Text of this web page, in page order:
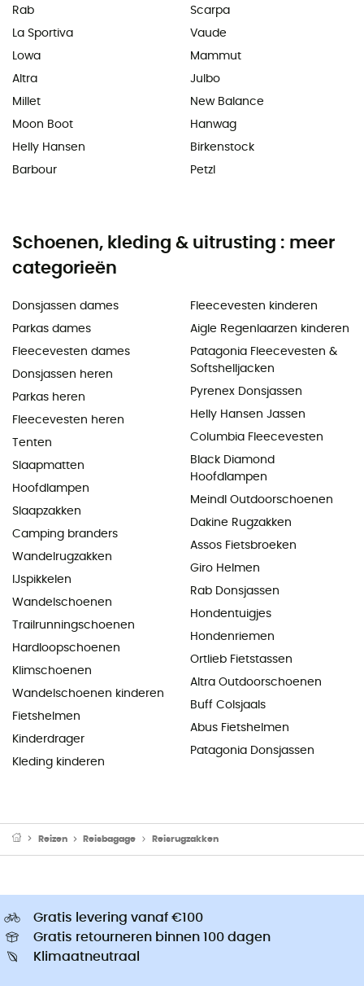
Rab
La Sportiva
Lowa
Altra
Millet
Moon Boot
Helly Hansen
Barbour
Scarpa
Vaude
Mammut
Julbo
New Balance
Hanwag
Birkenstock
Petzl
Schoenen, kleding & uitrusting : meer
categorieën
Donsjassen dames
Parkas dames
Fleecevesten dames
Donsjassen heren
Parkas heren
Fleecevesten heren
Tenten
Slaapmatten
Hoofdlampen
Slaapzakken
Camping branders
Wandelrugzakken
IJspikkelen
Wandelschoenen
Trailrunningschoenen
Hardloopschoenen
Klimschoenen
Wandelschoenen kinderen
Fietshelmen
Kinderdrager
Kleding kinderen
Fleecevesten kinderen
Aigle Regenlaarzen kinderen
Patagonia Fleecevesten &
Softshelljacken
Pyrenex Donsjassen
Helly Hansen Jassen
Columbia Fleecevesten
Black Diamond
Hoofdlampen
Meindl Outdoorschoenen
Dakine Rugzakken
Assos Fietsbroeken
Giro Helmen
Rab Donsjassen
Hondentuigjes
Hondenriemen
Ortlieb Fietstassen
Altra Outdoorschoenen
Buff Colsjaals
Abus Fietshelmen
Patagonia Donsjassen
Reizen Reisbagage Reisrugzakken
Gratis levering vanaf €100
Gratis retourneren binnen 100 dagen
Klimaatneutraal